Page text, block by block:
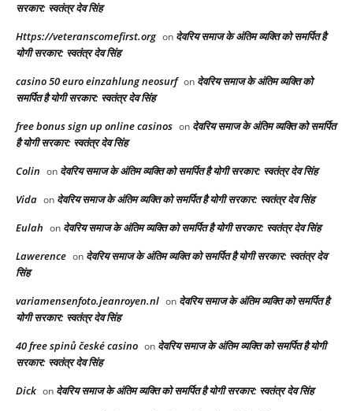
सरकार: स्वतंत्र देव सिंह
Https://veteranscomefirst.org on देवरिय समाज के अंतिम व्यक्ति को समर्पित है
योगी सरकार: स्वतंत्र देव सिंह
casino 50 euro einzahlung neosurf on देवरिय समाज के अंतिम व्यक्ति को
समर्पित है योगी सरकार: स्वतंत्र देव सिंह
free bonus sign up online casinos on देवरिय समाज के अंतिम व्यक्ति को समर्पित
है योगी सरकार: स्वतंत्र देव सिंह
Colin on देवरिय समाज के अंतिम व्यक्ति को समर्पित है योगी सरकार: स्वतंत्र देव सिंह
Vida on देवरिय समाज के अंतिम व्यक्ति को समर्पित है योगी सरकार: स्वतंत्र देव सिंह
Eulah on देवरिय समाज के अंतिम व्यक्ति को समर्पित है योगी सरकार: स्वतंत्र देव सिंह
Lawerence on देवरिय समाज के अंतिम व्यक्ति को समर्पित है योगी सरकार: स्वतंत्र देव
सिंह
variamensenfoto.jeanroyen.nl on देवरिय समाज के अंतिम व्यक्ति को समर्पित है
योगी सरकार: स्वतंत्र देव सिंह
40 free spinů české casino on देवरिय समाज के अंतिम व्यक्ति को समर्पित है योगी
सरकार: स्वतंत्र देव सिंह
Dick on देवरिय समाज के अंतिम व्यक्ति को समर्पित है योगी सरकार: स्वतंत्र देव सिंह